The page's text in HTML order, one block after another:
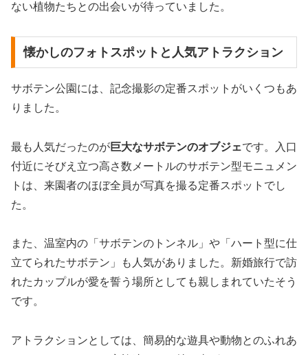
ない植物たちとの出会いが待っていました。
懐かしのフォトスポットと人気アトラクション
サボテン公園には、記念撮影の定番スポットがいくつもあ
りました。
最も人気だったのが巨大なサボテンのオブジェです。入口
付近にそびえ立つ高さ数メートルのサボテン型モニュメン
トは、来園者のほぼ全員が写真を撮る定番スポットでし
た。
また、温室内の「サボテンのトンネル」や「ハート型に仕
立てられたサボテン」も人気がありました。新婚旅行で訪
れたカップルが愛を誓う場所としても親しまれていたそう
です。
アトラクションとしては、簡易的な遊具や動物とのふれあ